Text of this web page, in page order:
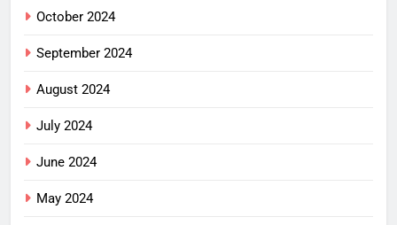
October 2024
September 2024
August 2024
July 2024
June 2024
May 2024